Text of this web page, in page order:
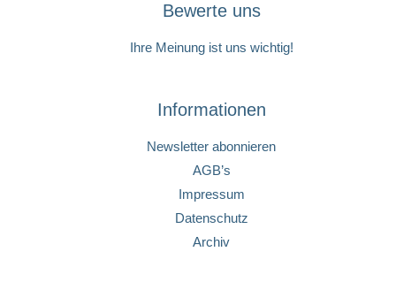
Bewerte uns
Ihre Meinung ist uns wichtig!
Informationen
Newsletter abonnieren
AGB’s
Impressum
Datenschutz
Archiv